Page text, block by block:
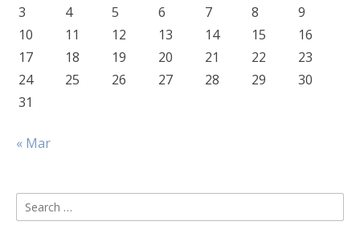
3
4 5 6 7 8
9
10
11 12 13 14 15
16
17
18 19 20 21 22
23
24
25 26 27 28 29
30
31
« Mar
Search
for: